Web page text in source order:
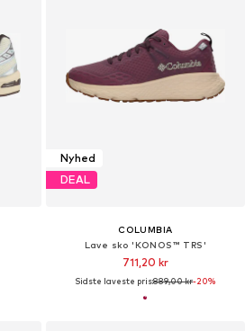
Nyhed
DEAL
COLUMBIA
Lave sko 'KONOS™ TRS'
711,20 kr
Sidste laveste pris:889,00 kr-20%